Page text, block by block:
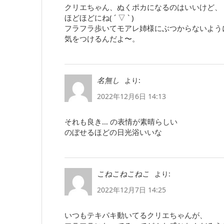
クリエちゃん、ぬくポカになるのはいいけど、
ほどほどにね( ´ ▽ ` )
フラフラ歩いてモアレ姉様にぶつからないよう
気をつけるんだよ〜。
名無し
より:
2022年12月6日 14:13
それも良き… の表情が素晴らしい
のぼせるほどの日光浴いいな
こねこねこねこ
より:
2022年12月7日 14:25
いつもテキパキ動いてるクリエちゃんが、